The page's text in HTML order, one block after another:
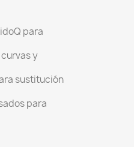
para
y
sustitución
para